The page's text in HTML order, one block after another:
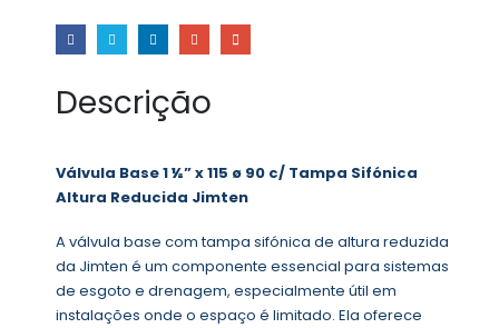
Descrição
Válvula Base 1 ½” x 115 ø 90 c/ Tampa Sifónica
Altura Reducida Jimten
A válvula base com tampa sifónica de altura reduzida
da Jimten é um componente essencial para sistemas
de esgoto e drenagem, especialmente útil em
instalações onde o espaço é limitado. Ela oferece